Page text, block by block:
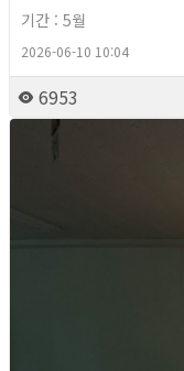
기간 : 5월
2026-06-10 10:04
6953